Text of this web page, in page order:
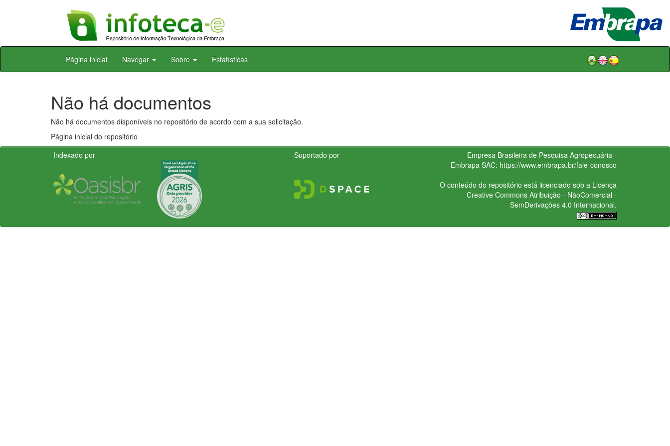
Skip
Página inicial Navegar Sobre Estatísticas
Não há documentos
Não há documentos disponíveis no repositório de acordo com a sua solicitação.
Página inicial do repositório
Indexado por
Suportado por
Empresa Brasileira de Pesquisa Agropecuária -
Embrapa SAC: https://www.embrapa.br/fale-conosco
O conteúdo do repositório está licenciado sob a Licença
Creative CommonsAtribuição - NãoComercial -
SemDerivações 4.0 Internacional.